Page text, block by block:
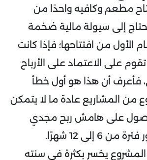
مطعم وكافيه واحدًا من
إلى سيولة مالية ضخمة
الأول من افتتاحها؛ فإذا كانت
على الاعتماد على الأرباح
فأعرف أن هذا هو أول خطأ
من المشاريع عادة ما لا يتمكن
على هامش ربح مجدي
6 إلى 12 شهرًا.
المشروع يخسر بكثرة في سنته